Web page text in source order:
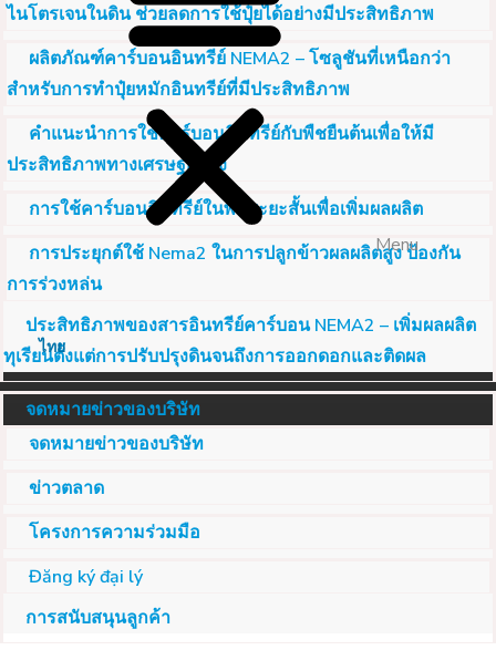
Menu
ไทย
ไนโตรเจนในดิน ช่วยลดการใช้ปุ๋ยได้อย่างมีประสิทธิภาพ
ผลิตภัณฑ์คาร์บอนอินทรีย์ NEMA2 – โซลูชันที่เหนือกว่า
สำหรับการทำปุ๋ยหมักอินทรีย์ที่มีประสิทธิภาพ
คำแนะนำการใช้คาร์บอนอินทรีย์กับพืชยืนต้นเพื่อให้มี
ประสิทธิภาพทางเศรษฐกิจสูง
การใช้คาร์บอนอินทรีย์ในพืชระยะสั้นเพื่อเพิ่มผลผลิต
การประยุกต์ใช้ Nema2 ในการปลูกข้าวผลผลิตสูง ป้องกัน
การร่วงหล่น
ประสิทธิภาพของสารอินทรีย์คาร์บอน NEMA2 – เพิ่มผลผลิต
ทุเรียนตั้งแต่การปรับปรุงดินจนถึงการออกดอกและติดผล
จดหมายข่าวของบริษัท
จดหมายข่าวของบริษัท
ข่าวตลาด
โครงการความร่วมมือ
Đăng ký đại lý
การสนับสนุนลูกค้า